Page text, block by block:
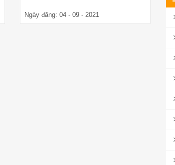
Ngày đăng: 04 - 09 - 2021